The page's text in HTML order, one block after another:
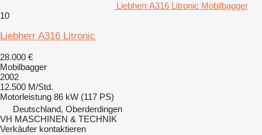
Liebherr A316 Litronic Mobilbagger
10
Liebherr A316 Litronic
28.000 €
Mobilbagger
2002
12.500 M/Std.
Motorleistung 86 kW (117 PS)
Deutschland, Oberderdingen
VH MASCHINEN & TECHNIK
Verkäufer kontaktieren